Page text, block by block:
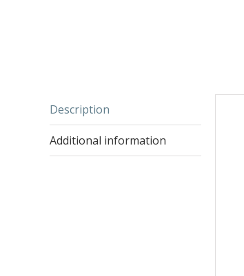
Description
Additional information